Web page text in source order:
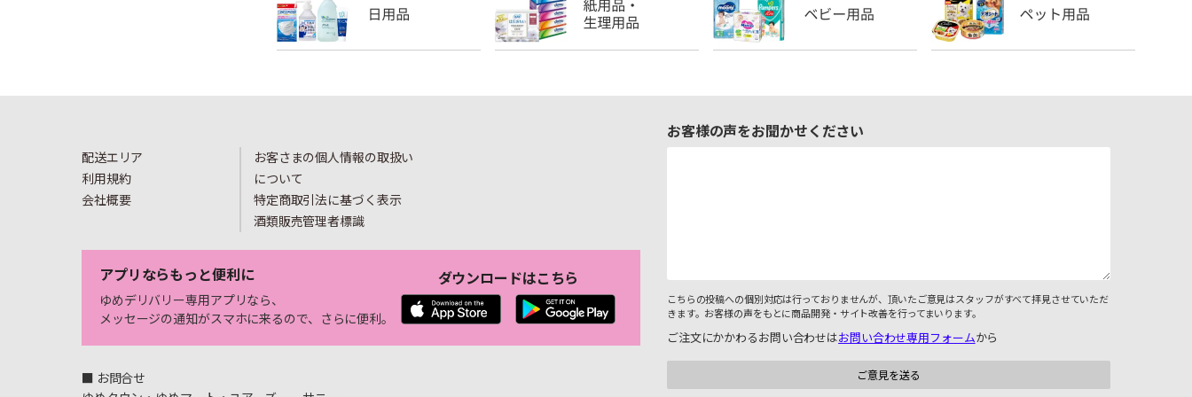
配送エリア
利用規約
会社概要
お客さまの個人情報の取扱い
について
特定商取引法に基づく表示
酒類販売管理者標識
アプリならもっと便利に
ゆめデリバリー専用アプリなら、
メッセージの通知がスマホに来るので、さらに便利。
ダウンロードはこちら
■ お問合せ
お客様の声をお聞かせください
こちらの投稿への個別対応は行っておりませんが、頂いたご意見はスタッフがすべて拝見させていただ
きます。お客様の声をもとに商品開発・サイト改善を行ってまいります。
ご注文にかかわるお問い合わせはお問い合わせ専用フォームから